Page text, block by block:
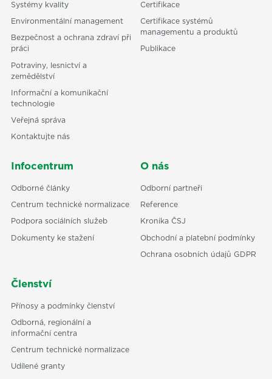
Systémy kvality
Environmentální management
Bezpečnost a ochrana zdraví při
práci
Potraviny, lesnictví a
zemědělství
Informační a komunikační
technologie
Veřejná správa
Kontaktujte nás
Certifikace
Certifikace systémů
managementu a produktů
Publikace
Infocentrum
Odborné články
Centrum technické normalizace
Podpora sociálních služeb
Dokumenty ke stažení
O nás
Odborní partneři
Reference
Kronika ČSJ
Obchodní a platební podmínky
Ochrana osobních údajů GDPR
Členství
Přínosy a podmínky členství
Odborná, regionální a
informační centra
Centrum technické normalizace
Udílené granty